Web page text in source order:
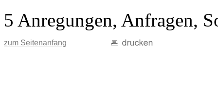
5 Anregungen, Anfragen,
zum Seitenanfang